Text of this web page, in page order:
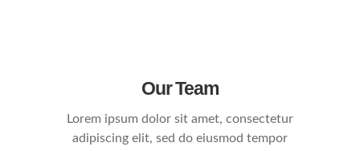
Our Team
Lorem ipsum dolor sit amet, consectetur
adipiscing elit, sed do eiusmod tempor